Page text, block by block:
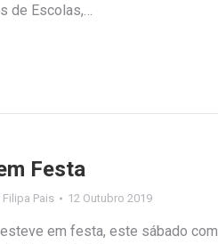
de Escolas,…
Festa
Filipa Pais 12 Outubro 2019
em festa, este sábado com